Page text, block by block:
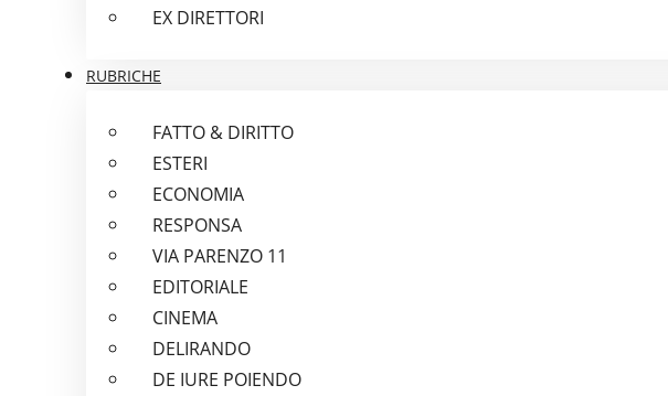
EX DIRETTORI
RUBRICHE
FATTO & DIRITTO
ESTERI
ECONOMIA
RESPONSA
VIA PARENZO 11
EDITORIALE
CINEMA
DELIRANDO
DE IURE POIENDO